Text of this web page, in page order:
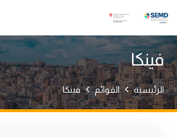
فينكا
الرئيسية القوائم فينكا